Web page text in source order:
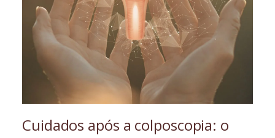
Cuidados após a colposcopia: o